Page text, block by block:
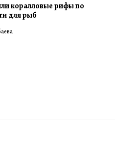
коралловые рифы по
для рыб